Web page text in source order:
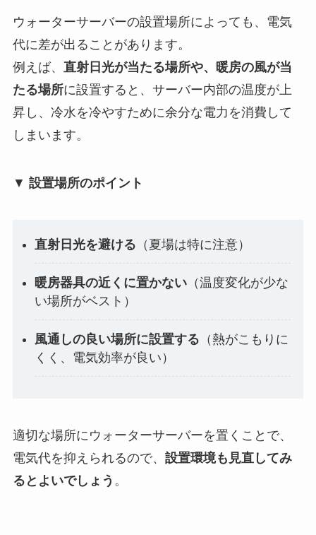
ウォーターサーバーの設置場所によっても、電気
代に差が出ることがあります。
例えば、 直射日光が当たる場所や、暖房の風が当
たる場所に設置すると、サーバー内部の温度が上
昇し、冷水を冷やすために余分な電力を消費して
しまいます。
▼ 設置場所のポイント
直射日光を避ける （夏場は特に注意）
暖房器具の近くに置かない （温度変化が少な
い場所がベスト）
風通しの良い場所に設置する （熱がこもりに
くく、電気効率が良い）
適切な場所にウォーターサーバーを置くことで、
電気代を抑えられるので、 設置環境も見直してみ
るとよいでしょう 。